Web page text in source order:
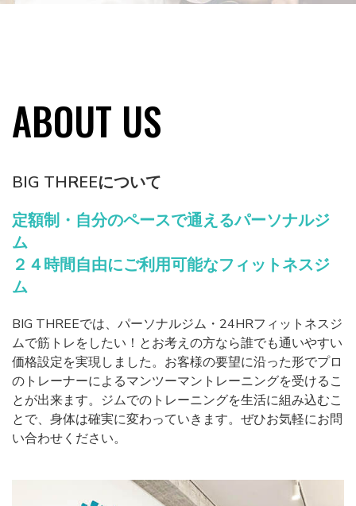
ABOUT US
BIG THREEについて
定額制・自分のペースで通えるパーソナルジ
ム
２４時間自由にご利用可能なフィットネスジ
ム
BIG THREEでは、パーソナルジム・24HRフィットネスジ
ムで筋トレをしたい！とお考えの方なら誰でも通いやすい
価格設定を実現しました。お客様の要望に沿った形でプロ
のトレーナーによるマンツーマントレーニングを受けるこ
とが出来ます。ジムでのトレーニングを生活に組み込むこ
とで、身体は確実に変わっていきます。ぜひお気軽にお問
い合わせください。